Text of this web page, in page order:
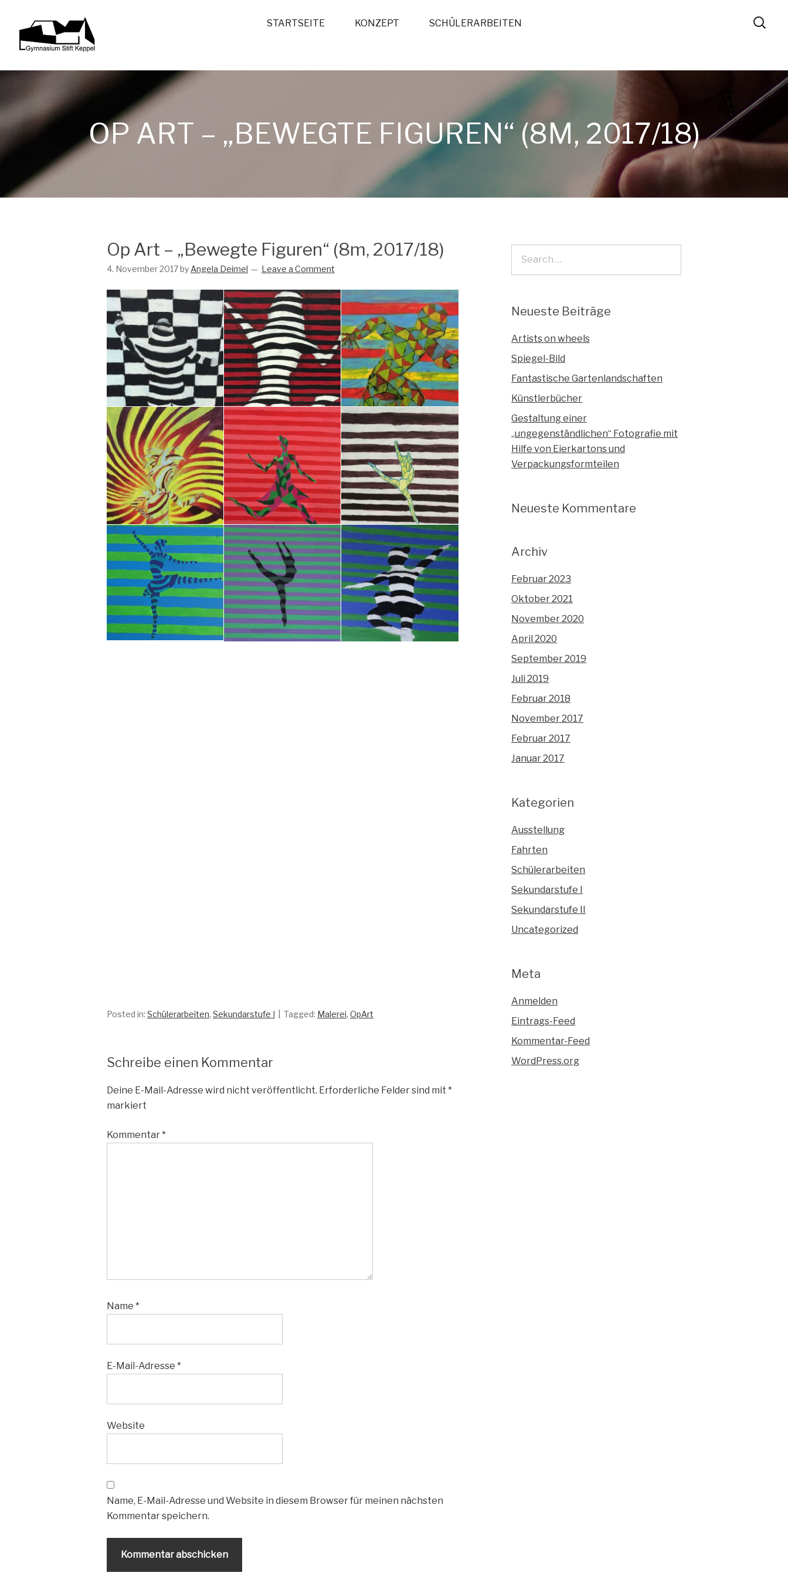
STARTSEITE KONZEPT SCHÜLERARBEITEN
OP ART – „BEWEGTE FIGUREN“ (8M, 2017/18)
Op Art – „Bewegte Figuren“ (8m, 2017/18)
4. November 2017by Angela Deimel Leave a Comment
Posted in: Schülerarbeiten, Sekundarstufe I Tagged: Malerei, OpArt
Schreibe einen Kommentar
Deine E-Mail-Adresse wird nicht veröffentlicht. Erforderliche Felder sind mit *
markiert
Kommentar*
Name *
E-Mail-Adresse *
Website
Name, E-Mail-Adresse und Website in diesem Browser für meinen nächsten
Kommentar speichern.
Neueste Beiträge
Artists on wheels
Spiegel-Bild
Fantastische Gartenlandschaften
Künstlerbücher
Gestaltung einer
„ungegenständlichen“ Fotografie mit
Hilfe von Eierkartons und
Verpackungsformteilen
Neueste Kommentare
Archiv
Februar 2023
Oktober 2021
November 2020
April 2020
September 2019
Juli 2019
Februar 2018
November 2017
Februar 2017
Januar 2017
Kategorien
Ausstellung
Fahrten
Schülerarbeiten
Sekundarstufe I
Sekundarstufe II
Uncategorized
Meta
Anmelden
Eintrags-Feed
Kommentar-Feed
WordPress.org